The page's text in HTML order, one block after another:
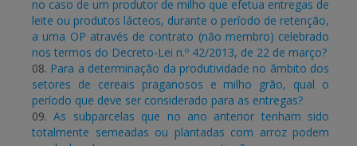
no caso de um produtor de milho que efetua entregas de
leite ou produtos lácteos, durante o período de retenção,
a uma OP através de contrato (não membro) celebrado
nos termos do Decreto-Lei n.º 42/2013, de 22 de março?
08. Para a determinação da produtividade no âmbito dos
setores de cereais praganosos e milho grão, qual o
período que deve ser considerado para as entregas?
09.As subparcelas que no ano anterior tenham sido
totalmente semeadas ou plantadas com arroz podem